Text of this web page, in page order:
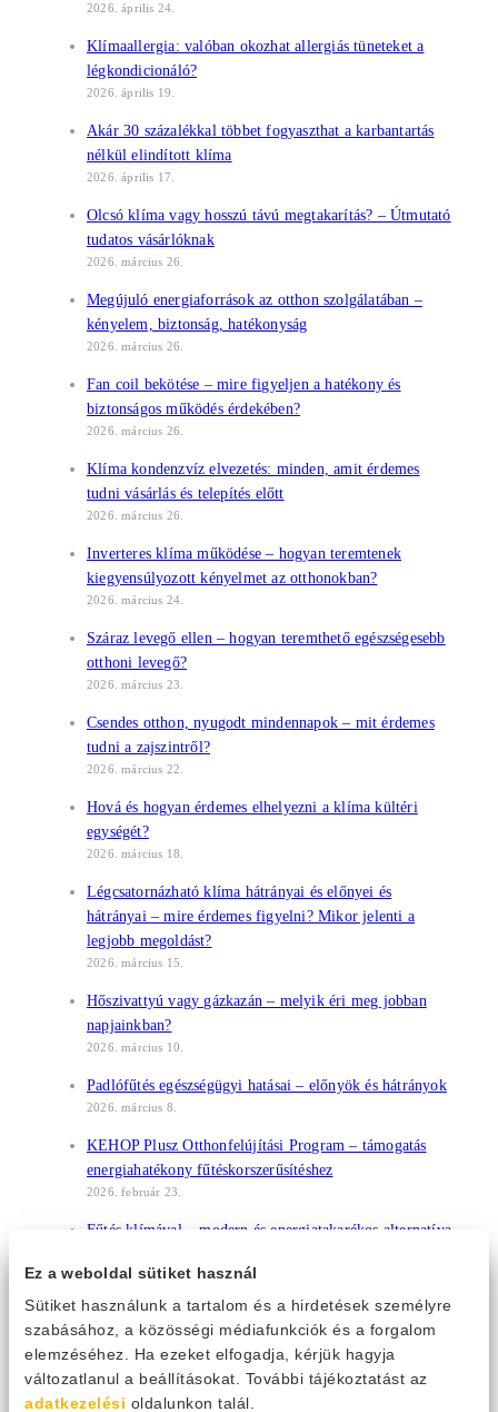
Ez a weboldal sütiket használ
Sütiket használunk a tartalom és a hirdetések személyre
szabásához, a közösségi médiafunkciók és a forgalom
elemzéséhez. Ha ezeket elfogadja, kérjük hagyja
változatlanul a beállításokat. További tájékoztatást az
adatkezelési oldalunkon talál.
2026. április 24.
Klímaallergia: valóban okozhat allergiás tüneteket a
légkondicionáló?
2026. április 19.
Akár 30 százalékkal többet fogyaszthat a karbantartás
nélkül elindított klíma
2026. április 17.
Olcsó klíma vagy hosszú távú megtakarítás? – Útmutató
tudatos vásárlóknak
2026. március 26.
Megújuló energiaforrások az otthon szolgálatában –
kényelem, biztonság, hatékonyság
2026. március 26.
Fan coil bekötése – mire figyeljen a hatékony és
biztonságos működés érdekében?
2026. március 26.
Klíma kondenzvíz elvezetés: minden, amit érdemes
tudni vásárlás és telepítés előtt
2026. március 26.
Inverteres klíma működése – hogyan teremtenek
kiegyensúlyozott kényelmet az otthonokban?
2026. március 24.
Száraz levegő ellen – hogyan teremthető egészségesebb
otthoni levegő?
2026. március 23.
Csendes otthon, nyugodt mindennapok – mit érdemes
tudni a zajszintről?
2026. március 22.
Hová és hogyan érdemes elhelyezni a klíma kültéri
egységét?
2026. március 18.
Légcsatornázható klíma hátrányai és előnyei és
hátrányai – mire érdemes figyelni? Mikor jelenti a
legjobb megoldást?
2026. március 15.
Hőszivattyú vagy gázkazán – melyik éri meg jobban
napjainkban?
2026. március 10.
Padlófűtés egészségügyi hatásai – előnyök és hátrányok
2026. március 8.
KEHOP Plusz Otthonfelújítási Program – támogatás
energiahatékony fűtéskorszerűsítéshez
2026. február 23.
Fűtés klímával – modern és energiatakarékos alternatíva
klímaberendezések hatékonysági mutatóiról
2026. január 26.
Hőszivattyús bojler működése – energiatakarékos
megoldás melegvíz előállításra